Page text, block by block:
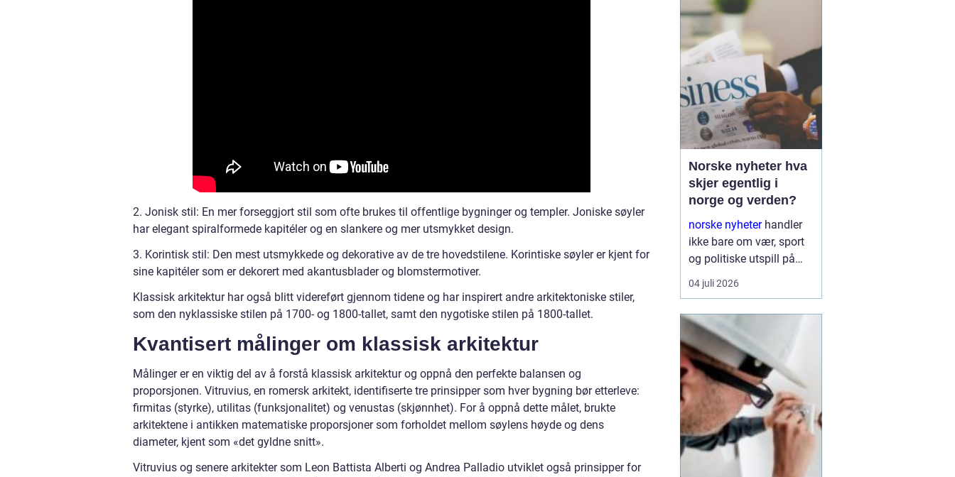
2. Jonisk stil: En mer forseggjort stil som ofte brukes til offentlige bygninger og templer. Joniske søyler
har elegant spiralformede kapitéler og en slankere og mer utsmykket design.
3. Korintisk stil: Den mest utsmykkede og dekorative av de tre hovedstilene. Korintiske søyler er kjent for
sine kapitéler som er dekorert med akantusblader og blomstermotiver.
Klassisk arkitektur har også blitt videreført gjennom tidene og har inspirert andre arkitektoniske stiler,
som den nyklassiske stilen på 1700- og 1800-tallet, samt den nygotiske stilen på 1800-tallet.
Kvantisert målinger om klassisk arkitektur
Målinger er en viktig del av å forstå klassisk arkitektur og oppnå den perfekte balansen og
proporsjonen. Vitruvius, en romersk arkitekt, identifiserte tre prinsipper som hver bygning bør etterleve:
firmitas (styrke), utilitas (funksjonalitet) og venustas (skjønnhet). For å oppnå dette målet, brukte
arkitektene i antikken matematiske proporsjoner som forholdet mellom søylens høyde og dens
diameter, kjent som «det gyldne snitt».
Vitruvius og senere arkitekter som Leon Battista Alberti og Andrea Palladio utviklet også prinsipper for
samme grunnkjemi til å
Norske nyheter hva
skjer egentlig i
norge og verden?
norske nyheterhandler
ikke bare om vær, sport
og politiske utspill på
Stortinget. Nyhetsbildet
formes i spennet mellom
økonomiske interesser,
teknologiske skift og
sosiale kamper. Den
som ønsker ...
04 juli 2026